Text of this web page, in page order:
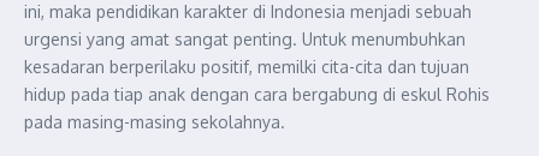
ini, maka pendidikan karakter di Indonesia menjadi sebuah
urgensi yang amat sangat penting. Untuk menumbuhkan
kesadaran berperilaku positif, memilki cita-cita dan tujuan
hidup pada tiap anak dengan cara bergabung di eskul Rohis
pada masing-masing sekolahnya.